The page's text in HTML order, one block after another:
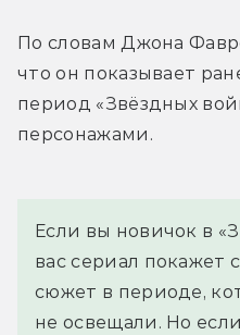
По словам Джона
что он показывает
период «Звёздных
персонажами.
Если вы новичок в
вас сериал покажет
сюжет в периоде,
не освещали. Но